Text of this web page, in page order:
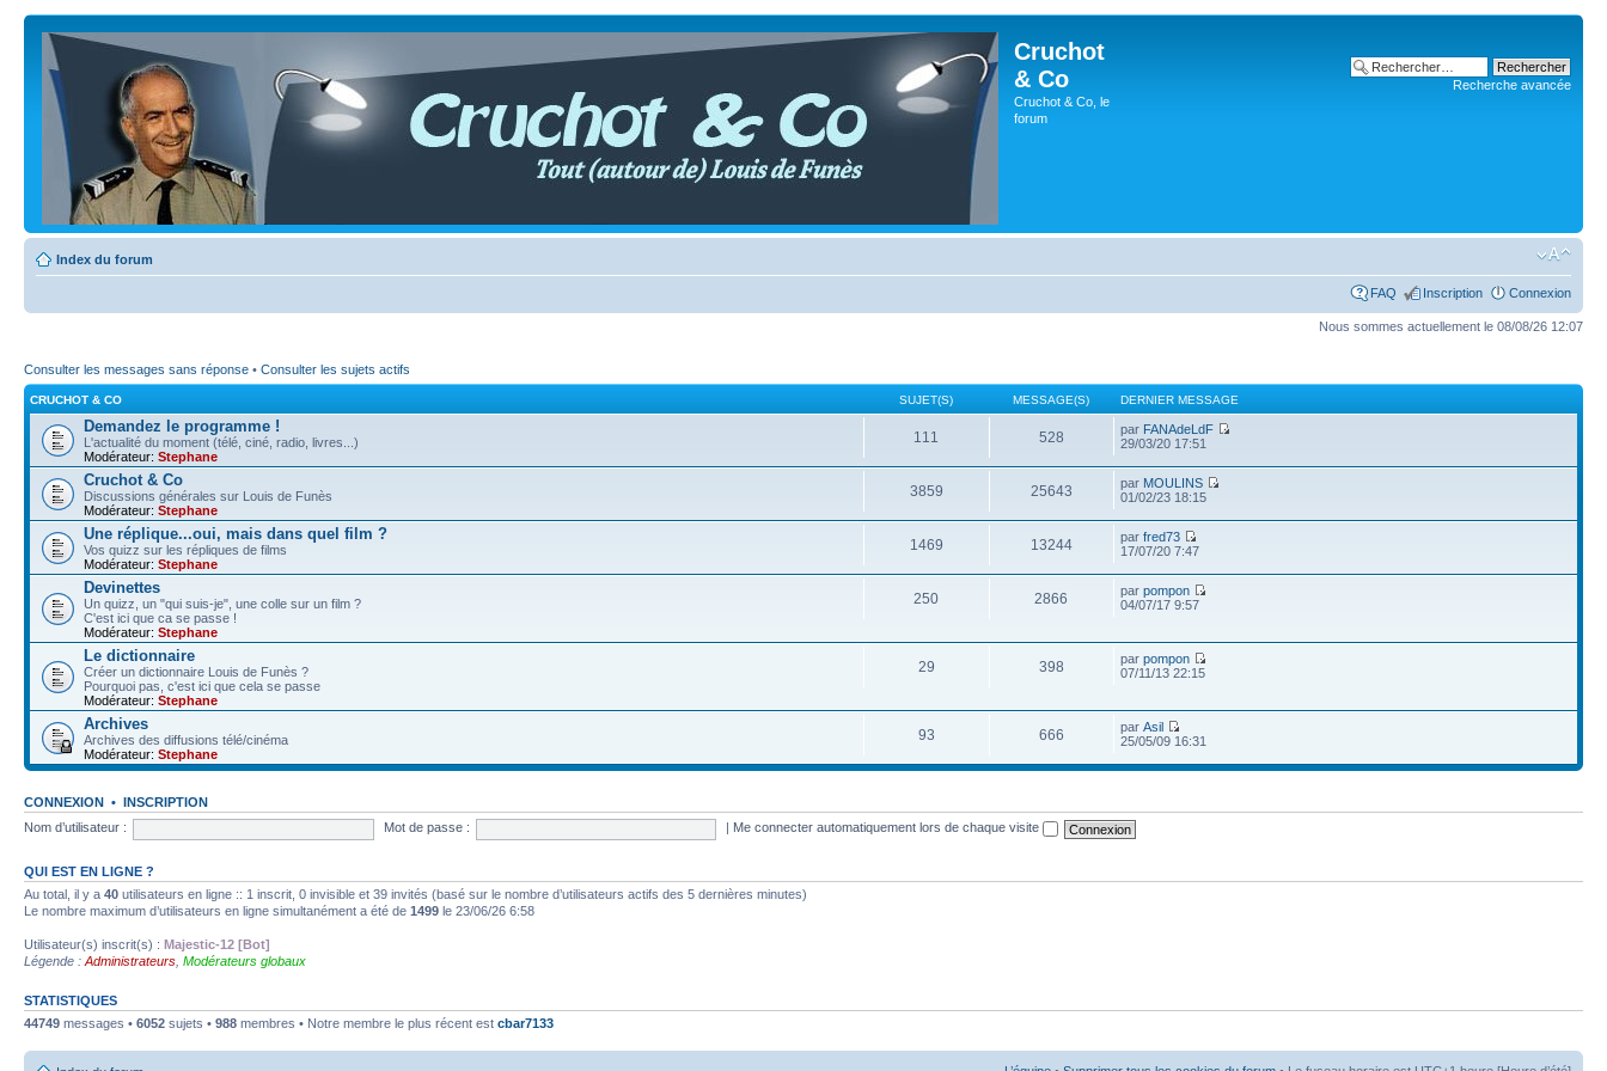
Cruchot
& Co
Cruchot & Co, le
forum
Recherche avancée
Index du forum
FAQ Inscription Connexion
Nous sommes actuellement le 08/08/26 12:07
Consulter les messages sans réponse • Consulter les sujets actifs
CRUCHOT & CO SUJET(S) MESSAGE(S) DERNIER MESSAGE
Demandez le programme !
L'actualité du moment (télé, ciné, radio, livres...)
Modérateur: Stephane
111 528 par FANAdeLdF
29/03/20 17:51
Cruchot & Co
Discussions générales sur Louis de Funès
Modérateur: Stephane
3859 25643 par MOULINS
01/02/23 18:15
Une réplique...oui, mais dans quel film ?
Vos quizz sur les répliques de films
Modérateur: Stephane
1469 13244 parfred73
17/07/20 7:47
Devinettes
Un quizz, un "qui suis-je", une colle sur un film ?
C'est ici que ca se passe !
Modérateur: Stephane
250 2866 parpompon
04/07/17 9:57
Le dictionnaire
Créer un dictionnaire Louis de Funès ?
Pourquoi pas, c'est ici que cela se passe
Modérateur: Stephane
29 398 parpompon
07/11/13 22:15
Archives
Archives des diffusions télé/cinéma
Modérateur: Stephane
93 666 parAsil
25/05/09 16:31
CONNEXION • INSCRIPTION
Nom d’utilisateur :
Mot de passe : Me connecter automatiquement lors de chaque visite
QUI EST EN LIGNE ?
Au total, il y a 40 utilisateurs en ligne :: 1 inscrit, 0 invisible et 39 invités (basé sur le nombre d’utilisateurs actifs des 5 dernières minutes)
Le nombre maximum d’utilisateurs en ligne simultanément a été de 1499 le 23/06/26 6:58
Utilisateur(s) inscrit(s) : Majestic-12 [Bot]
Légende : Administrateurs Modérateurs globaux
STATISTIQUES
44749 messages • 6052 sujets • 988 membres • Notre membre le plus récent est cbar7133